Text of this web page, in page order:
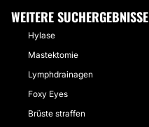
WEITERE SUCHERGEBNISSE
Hylase
Mastektomie
Lymphdrainagen
Foxy Eyes
Brüste straffen